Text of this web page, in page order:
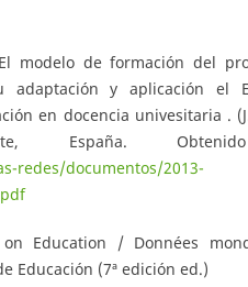
modelo de formación del
adaptación y aplicación el
en docencia univesitaria .
España.
redes/documentos/2013-
on Education / Données
Educación (7ª edición ed.)